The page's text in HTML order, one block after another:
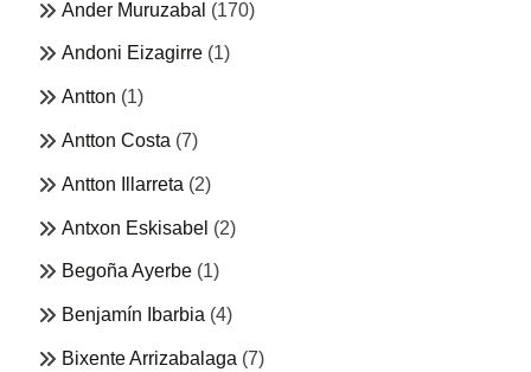
Ander Muruzabal (170)
Andoni Eizagirre (1)
Antton (1)
Antton Costa (7)
Antton Illarreta (2)
Antxon Eskisabel (2)
Begoña Ayerbe (1)
Benjamín Ibarbia (4)
Bixente Arrizabalaga (7)